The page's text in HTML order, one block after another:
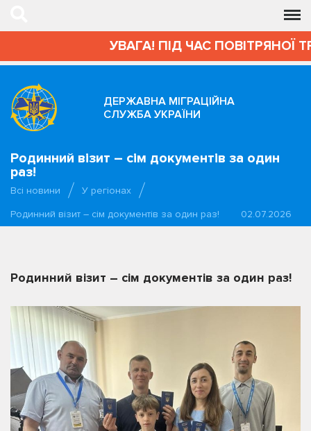
УВАГА! ПІД ЧАС ПОВІТРЯНОЇ
ДЕРЖАВНА МІГРАЦІЙНА
СЛУЖБА УКРАЇНИ
Родинний візит – сім документів за один
раз!
Всі новини
У регіонах
Родинний візит – сім документів за один раз!
02.07.2026
Родинний візит – сім документів за один раз!